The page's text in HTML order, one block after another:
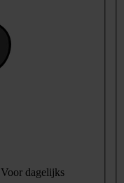
dagelijks